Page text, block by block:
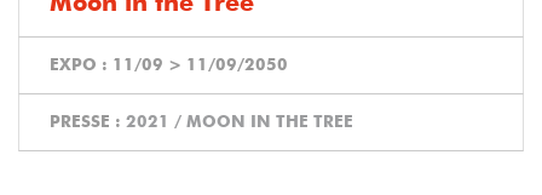
EXPO : 11/09 > 11/09/2050
PRESSE : 2021 / MOON IN THE TREE